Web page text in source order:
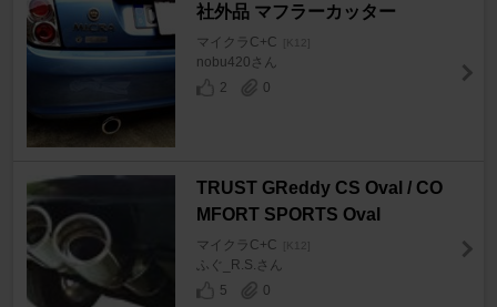
社外品 マフラーカッター
マイクラC+C [K12]
nobu420さん
2
0
TRUST GReddy CS Oval / CO
MFORT SPORTS Oval
マイクラC+C [K12]
ふぐ_R.S.さん
5
0